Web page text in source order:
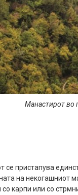
Манастирот во
се пристапува
на некогашниот
карпи или со